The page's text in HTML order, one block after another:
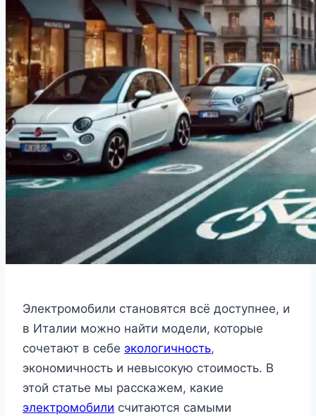
Электромобили становятся всё доступнее, и
в Италии можно найти модели, которые
сочетают в себе экологичность,
экономичность и невысокую стоимость. В
этой статье мы расскажем, какие
электромобили считаются самыми